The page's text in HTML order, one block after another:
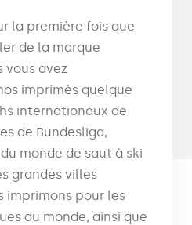
la première fois que
de la marque
vous avez
imprimés quelque
internationaux de
de Bundesliga,
monde de saut à ski
grandes villes
imprimons pour les
du monde, ainsi que